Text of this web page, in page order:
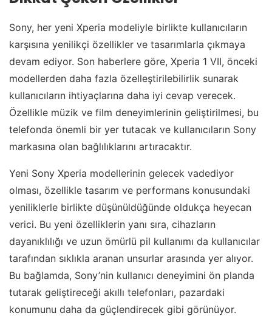
Sony, her yeni Xperia modeliyle birlikte kullanıcıların
karşısına yenilikçi özellikler ve tasarımlarla çıkmaya
devam ediyor. Son haberlere göre, Xperia 1 VII, önceki
modellerden daha fazla özelleştirilebilirlik sunarak
kullanıcıların ihtiyaçlarına daha iyi cevap verecek.
Özellikle müzik ve film deneyimlerinin geliştirilmesi, bu
telefonda önemli bir yer tutacak ve kullanıcıların Sony
markasına olan bağlılıklarını artıracaktır.
Yeni Sony Xperia modellerinin gelecek vadediyor
olması, özellikle tasarım ve performans konusundaki
yeniliklerle birlikte düşünüldüğünde oldukça heyecan
verici. Bu yeni özelliklerin yanı sıra, cihazların
dayanıklılığı ve uzun ömürlü pil kullanımı da kullanıcılar
tarafından sıklıkla aranan unsurlar arasında yer alıyor.
Bu bağlamda, Sony’nin kullanıcı deneyimini ön planda
tutarak geliştireceği akıllı telefonları, pazardaki
konumunu daha da güçlendirecek gibi görünüyor.